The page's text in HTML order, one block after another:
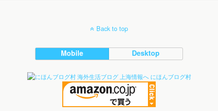
Back to top
Mobile Desktop
にほんブログ村